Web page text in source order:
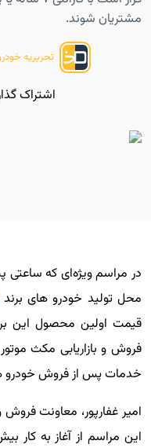
مشتریان شوند.
تحریریه
اشتراک
در مراسم ویژه‌ای که
محل تولید خودرو های برند
قیمت اولین محصول این
فروش و بازاریابی مکث
خدمات پس از فروش خودرو
امیر غفارپور، معاونت فروش و